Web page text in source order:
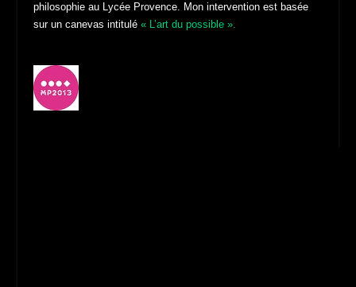
philosophie au Lycée Provence. Mon intervention est basée
sur un canevas intitulé« L’art du possible ».